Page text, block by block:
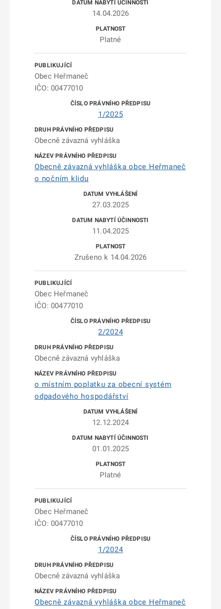
14.04.2026
Platné
Obec Heřmaneč
IČO: 00477010
1/2025
Obecně závazná vyhláška
Obecně závazná vyhláška obce Heřmaneč
o nočním klidu
27.03.2025
11.04.2025
Zrušeno k 14.04.2026
Obec Heřmaneč
IČO: 00477010
2/2024
Obecně závazná vyhláška
o místním poplatku za obecní systém
odpadového hospodářství
12.12.2024
01.01.2025
Platné
Obec Heřmaneč
IČO: 00477010
1/2024
Obecně závazná vyhláška
Obecně závazná vyhláška obce Heřmaneč